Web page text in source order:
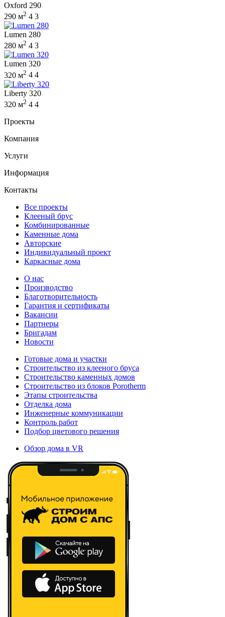
Oxford 290
290 м2 4 3
Lumen 280
280 м2 4 3
Lumen 320
320 м2 4 4
Liberty 320
320 м2 4 4
Проекты
Компания
Услуги
Информация
Контакты
Все проекты
Клееный брус
Комбинированные
Каменные дома
Авторские
Индивидуальный проект
Каркасные дома
О нас
Производство
Благотворительность
Гарантия и сертификаты
Вакансии
Партнеры
Бригадам
Новости
Готовые дома и участки
Строительство из клееного бруса
Строительство каменных домов
Строительство из блоков Porotherm
Этапы строительства
Отделка дома
Инженерные коммуникации
Контроль работ
Подбор цветового решения
Обзор дома в VR